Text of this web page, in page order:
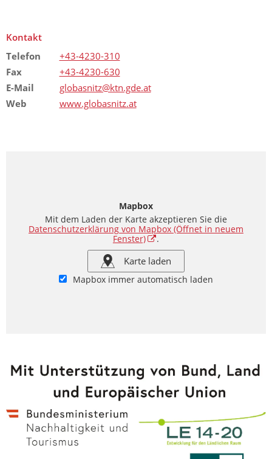
Kontakt
Telefon
+43-4230-310
Fax
+43-4230-630
E-Mail
globasnitz@ktn.gde.at
Web
www.globasnitz.at
Mapbox
Mit dem Laden der Karte akzeptieren Sie die
Datenschutzerklärung von Mapbox (Öffnet in neuem
Fenster)
.
Karte laden
Mapbox immer automatisch laden